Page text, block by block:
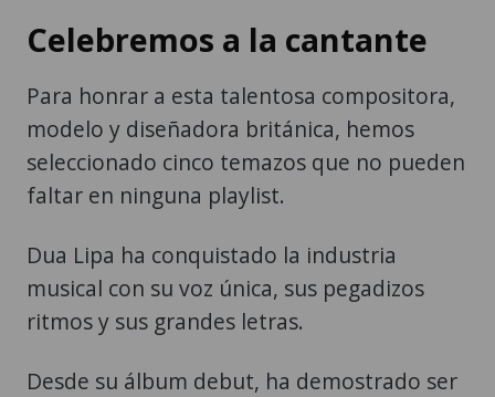
Celebremos a la cantante
Para honrar a esta talentosa compositora,
modelo y diseñadora británica, hemos
seleccionado cinco temazos que no pueden
faltar en ninguna playlist.
Dua Lipa ha conquistado la industria
musical con su voz única, sus pegadizos
ritmos y sus grandes letras.
Desde su álbum debut, ha demostrado ser